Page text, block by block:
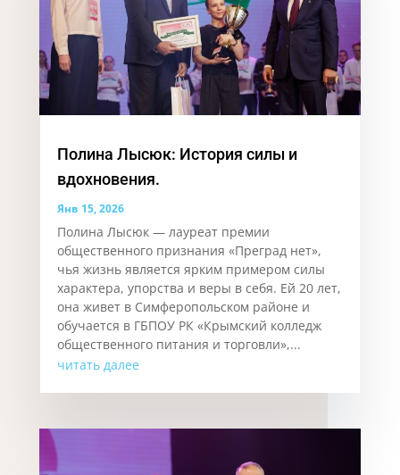
Полина Лысюк: История силы и
вдохновения.
Янв 15, 2026
Полина Лысюк — лауреат премии
общественного признания «Преград нет»,
чья жизнь является ярким примером силы
характера, упорства и веры в себя. Ей 20 лет,
она живет в Симферопольском районе и
обучается в ГБПОУ РК «Крымский колледж
общественного питания и торговли»,...
читать далее